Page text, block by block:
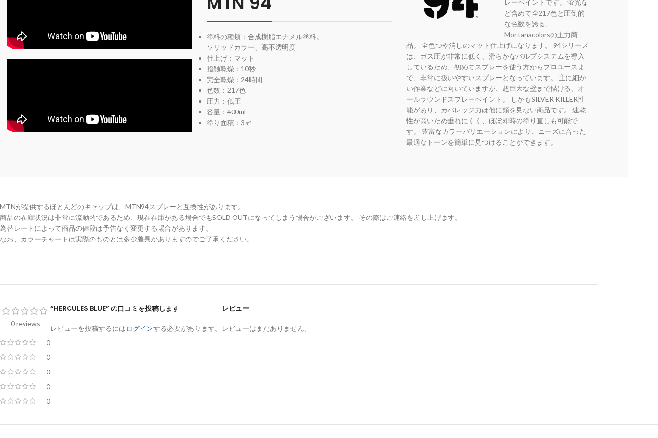
塗料の種類：合成樹脂エナメル塗料。
ソリッドカラー、高不透明度
仕上げ：マット
指触乾燥：10秒
完全乾燥：24時間
色数：217色
圧力：低圧
容量：400ml
塗り面積：3㎡
レーペイントです。 蛍光な
ど含めて全217色と圧倒的
な色数を誇る、
Montanacolorsの主力商
品。 全色つや消しのマット仕上げになります。 94シリーズ
は、ガス圧が非常に低く、滑らかなバルブシステムを導入
しているため、初めてスプレーを使う方からプロユースま
で、非常に扱いやすいスプレーとなっています。 主に細か
い作業などに向いていますが、超巨大な壁まで描ける、オ
ールラウンドスプレーペイント。 しかもSILVER KILLER性
能があり、カバレッジ力は他に類を見ない商品です。 速乾
性が高いため垂れにくく、ほぼ即時の塗り直しも可能で
す。 豊富なカラーバリエーションにより、ニーズに合った
最適なトーンを簡単に見つけることができます。
MTNが提供するほとんどのキャップは、MTN94スプレーと互換性があります。
商品の在庫状況は非常に流動的であるため、現在在庫がある場合でもSOLD OUTになってしまう場合がございます。 その際はご連絡を差し上げます。
為替レートによって商品の値段は予告なく変更する場合があります。
なお、カラーチャートは実際のものとは多少差異がありますのでご了承ください。
0 reviews
0
0
0
0
0
レビュー
レビューはまだありません。
“HERCULES BLUE” の口コミを投稿します
レビューを投稿するにはログインする必要があります。